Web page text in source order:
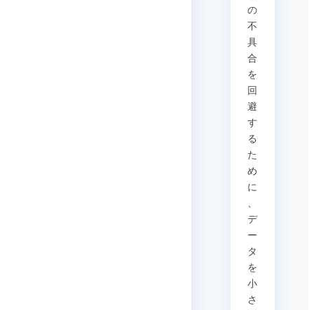
の
不
具
合
を
回
避
す
る
た
め
に
、
デ
ー
タ
を
小
さ